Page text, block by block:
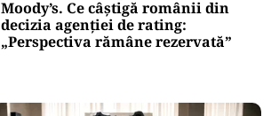
Moody’s. Ce câștigă românii din
decizia agenției de rating:
„Perspectiva rămâne rezervată”